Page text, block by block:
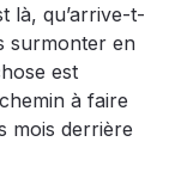
là, qu’arrive-t-
surmonter en
est
à faire
mois derrière